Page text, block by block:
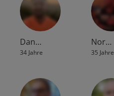
Dan…
34 Jahre
Nor…
35 Jahre